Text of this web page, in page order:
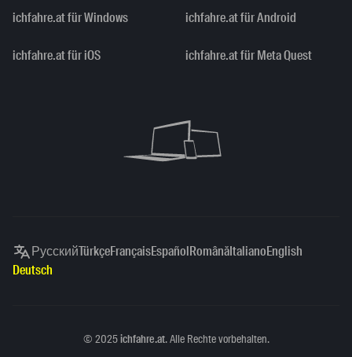
ichfahre.at für Windows ichfahre.at für Android
ichfahre.at für iOS ichfahre.at für Meta Quest
РусскийTürkçeFrançaisEspañolRomânăItalianoEnglish
Deutsch
Copyright
© 2025ichfahre.at. Alle Rechte vorbehalten.